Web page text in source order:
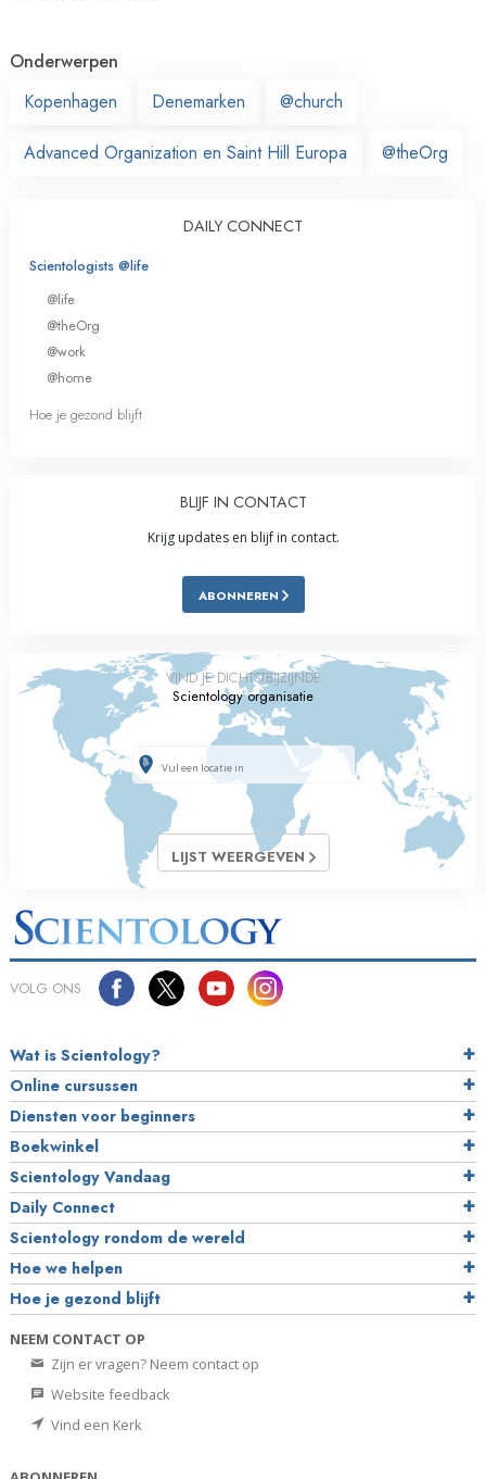
Onderwerpen
Kopenhagen
Denemarken @church
Advanced Organization en Saint Hill Europa @theOrg
DAILY CONNECT
Scientologists @life
@life
@theOrg
@work
@home
Hoe je gezond blijft
BLIJF IN CONTACT
Krijg updates en blijf in contact.
ABONNEREN
VIND JE DICHTSTBIJZIJNDE
Scientology organisatie
LIJST WEERGEVEN
VOLG ONS
Wat is Scientology?
Online cursussen
Diensten voor beginners
Boekwinkel
Scientology Vandaag
Daily Connect
Scientology rondom de wereld
Hoe we helpen
Hoe je gezond blijft
NEEM CONTACT OP
Zijn er vragen? Neem contact op
Website feedback
Vind een Kerk